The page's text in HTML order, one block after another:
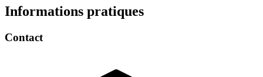
Informations pratiques
Contact